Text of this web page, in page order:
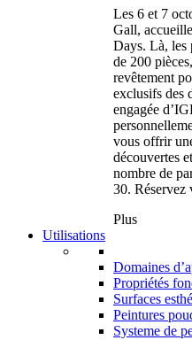
Les 6 et 7
Gall,
Days. Là, les
de 200
revêtement
exclusifs des
engagée
vous offrir
découvertes
nombre de
30. Réservez
Plus
Utilisations
Domaines
Propriétés
Surfaces
Peintures
Systeme de